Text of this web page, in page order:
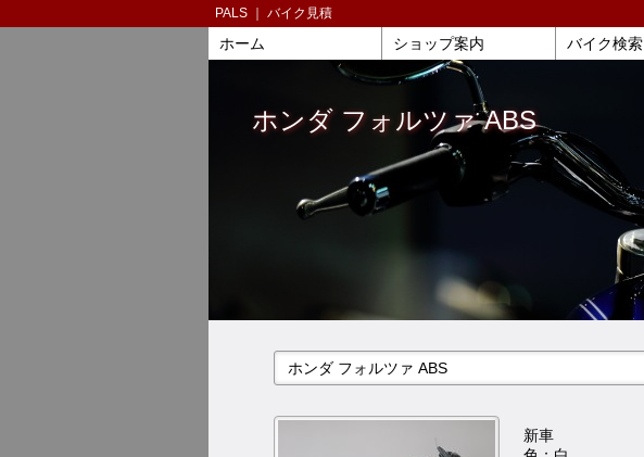
PALS ｜ バイク見積
ホーム ショップ案内 バイク検
ホンダ フォルツァ ABS
ホンダ フォルツァ ABS
新車